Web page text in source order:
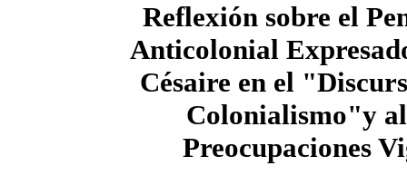
Reflexión sobre el
Anticolonial
Césaire en el
Colonialismo"y
Preocupaciones